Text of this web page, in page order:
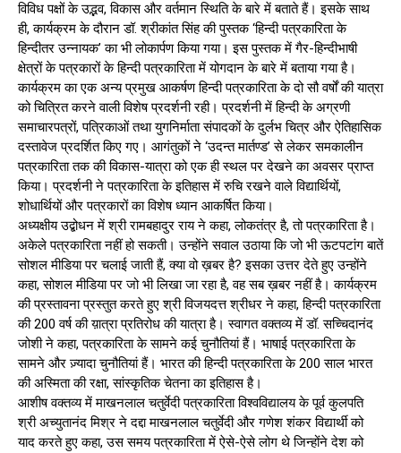
विविध पक्षों के उद्भव, विकास और वर्तमान स्थिति के बारे में बताते हैं। इसके साथ
ही, कार्यक्रम के दौरान डॉ. श्रीकांत सिंह की पुस्तक ‘हिन्दी पत्रकारिता के
हिन्दीतर उन्नायक’ का भी लोकार्पण किया गया। इस पुस्तक में गैर-हिन्दीभाषी
क्षेत्रों के पत्रकारों के हिन्दी पत्रकारिता में योगदान के बारे में बताया गया है।
कार्यक्रम का एक अन्य प्रमुख आकर्षण हिन्दी पत्रकारिता के दो सौ वर्षों की यात्रा
को चित्रित करने वाली विशेष प्रदर्शनी रही। प्रदर्शनी में हिन्दी के अग्रणी
समाचारपत्रों, पत्रिकाओं तथा युगनिर्माता संपादकों के दुर्लभ चित्र और ऐतिहासिक
दस्तावेज प्रदर्शित किए गए। आगंतुकों ने ‘उदन्त मार्तण्ड’ से लेकर समकालीन
पत्रकारिता तक की विकास-यात्रा को एक ही स्थल पर देखने का अवसर प्राप्त
किया। प्रदर्शनी ने पत्रकारिता के इतिहास में रुचि रखने वाले विद्यार्थियों,
शोधार्थियों और पत्रकारों का विशेष ध्यान आकर्षित किया।
अध्यक्षीय उद्बोधन में श्री रामबहादुर राय ने कहा, लोकतंत्र है, तो पत्रकारिता है।
अकेले पत्रकारिता नहीं हो सकती। उन्होंने सवाल उठाया कि जो भी ऊटपटांग बातें
सोशल मीडिया पर चलाई जाती हैं, क्या वो ख़बर है? इसका उत्तर देते हुए उन्होंने
कहा, सोशल मीडिया पर जो भी लिखा जा रहा है, वह सब ख़बर नहीं है। कार्यक्रम
की प्रस्तावना प्रस्तुत करते हुए श्री विजयदत्त श्रीधर ने कहा, हिन्दी पत्रकारिता
की 200 वर्ष की य़ात्रा प्रतिरोध की यात्रा है। स्वागत वक्तव्य में डॉ. सच्चिदानंद
जोशी ने कहा, पत्रकारिता के सामने कई चुनौतियां हैं। भाषाई पत्रकारिता के
सामने और ज़्यादा चुनौतियां हैं। भारत की हिन्दी पत्रकारिता के 200 साल भारत
की अस्मिता की रक्षा, सांस्कृतिक चेतना का इतिहास है।
आशीष वक्तव्य में माखनलाल चतुर्वेदी पत्रकारिता विश्वविद्यालय के पूर्व कुलपति
श्री अच्युतानंद मिश्र ने दद्दा माखनलाल चतुर्वेदी और गणेश शंकर विद्यार्थी को
याद करते हुए कहा, उस समय पत्रकारिता में ऐसे-ऐसे लोग थे जिन्होंने देश को